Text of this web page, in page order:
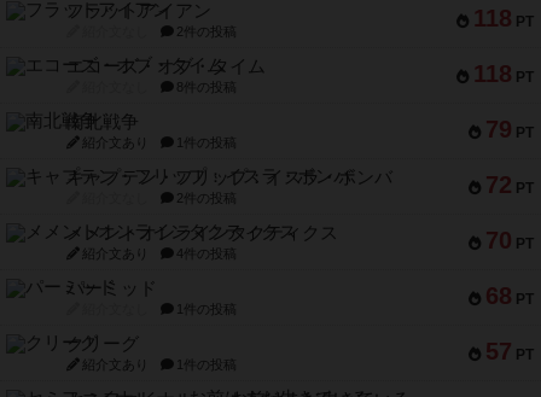
118 PT
フラットアイアン
2件の投稿
118 PT
エコーズ・オブ・タイム
8件の投稿
79 PT
南北戦争
紹介文あり 1件の投稿
72 PT
キャプテン・フリップ：イスラ・ボンバ
2件の投稿
70 PT
メメントオンラインタクティクス
紹介文あり 4件の投稿
68 PT
パーミッド
1件の投稿
57 PT
クリーグ
紹介文あり 1件の投稿